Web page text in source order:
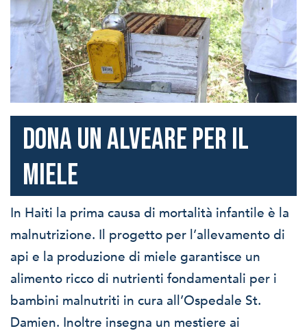
Dona un alveare per il
miele
In Haiti la prima causa di mortalità infantile è la
malnutrizione. Il progetto per l’allevamento di
api e la produzione di miele garantisce un
alimento ricco di nutrienti fondamentali per i
bambini malnutriti in cura all’Ospedale St.
Damien. Inoltre insegna un mestiere ai